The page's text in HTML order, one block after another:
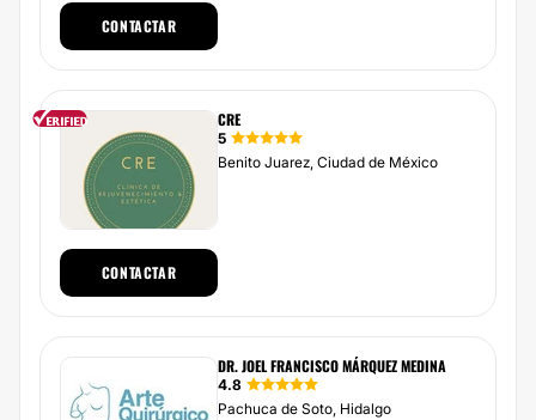
CONTACTAR
CRE
5
Benito Juarez, Ciudad de México
CONTACTAR
DR. JOEL FRANCISCO MÁRQUEZ MEDINA
4.8
Pachuca de Soto, Hidalgo